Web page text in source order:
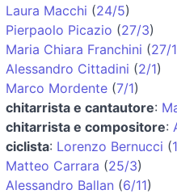
Laura Macchi (24/5)
Pierpaolo Picazio (27/3)
Maria Chiara Franchini (27/
Alessandro Cittadini (2/1)
Marco Mordente (7/1)
chitarrista e cantautore:
chitarrista e compositore:
ciclista: Lorenzo Bernucci (
Matteo Carrara (25/3)
Alessandro Ballan (6/11)